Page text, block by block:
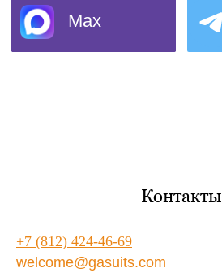
Контакты
+7 (812) 424-46-69
welcome@gasuits.com